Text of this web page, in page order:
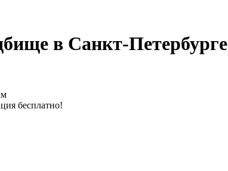
в Санкт-Петербурге
бесплатно!